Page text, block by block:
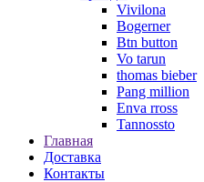
Vivilona
Bogerner
Btn button
Vo tarun
thomas bieber
Pang million
Enva rross
Tannossto
Главная
Доставка
Контакты